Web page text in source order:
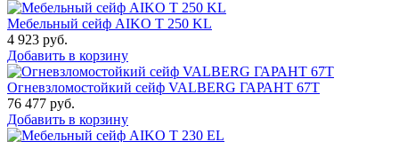
Мебельный сейф AIKO T 250 KL
4 923 руб.
Добавить в корзину
Огневзломостойкий сейф VALBERG ГАРАНТ 67T
76 477 руб.
Добавить в корзину